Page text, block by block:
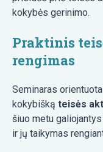
kokybės gerinimo.
Praktinis
rengimas
Seminaras
kokybišką teisės
šiuo metu galiojantys
ir jų taikymas